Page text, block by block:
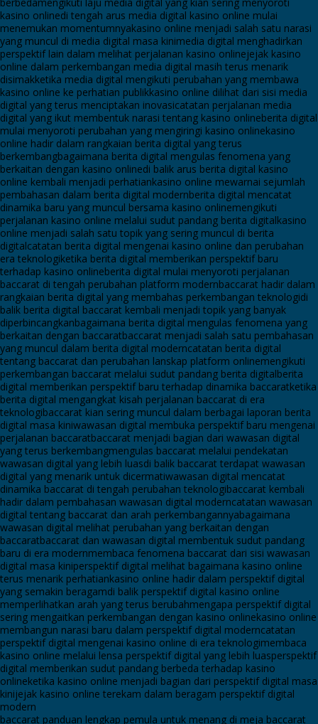
kasino onlinedi tengah arus media digital kasino online mulai
menemukan momentumnyakasino online menjadi salah satu narasi
yang muncul di media digital masa kinimedia digital menghadirkan
perspektif lain dalam melihat perjalanan kasino onlinejejak kasino
online dalam perkembangan media digital masih terus menarik
disimakketika media digital mengikuti perubahan yang membawa
kasino online ke perhatian publikkasino online dilihat dari sisi media
digital yang terus menciptakan inovasicatatan perjalanan media
digital yang ikut membentuk narasi tentang kasino onlineberita digital
mulai menyoroti perubahan yang mengiringi kasino onlinekasino
online hadir dalam rangkaian berita digital yang terus
berkembangbagaimana berita digital mengulas fenomena yang
berkaitan dengan kasino onlinedi balik arus berita digital kasino
online kembali menjadi perhatiankasino online mewarnai sejumlah
pembahasan dalam berita digital modernberita digital mencatat
dinamika baru yang muncul bersama kasino onlinemengikuti
perjalanan kasino online melalui sudut pandang berita digitalkasino
online menjadi salah satu topik yang sering muncul di berita
digitalcatatan berita digital mengenai kasino online dan perubahan
era teknologiketika berita digital memberikan perspektif baru
terhadap kasino onlineberita digital mulai menyoroti perjalanan
baccarat di tengah perubahan platform modernbaccarat hadir dalam
rangkaian berita digital yang membahas perkembangan teknologidi
balik berita digital baccarat kembali menjadi topik yang banyak
diperbincangkanbagaimana berita digital mengulas fenomena yang
berkaitan dengan baccaratbaccarat menjadi salah satu pembahasan
yang muncul dalam berita digital moderncatatan berita digital
tentang baccarat dan perubahan lanskap platform onlinemengikuti
perkembangan baccarat melalui sudut pandang berita digitalberita
digital memberikan perspektif baru terhadap dinamika baccaratketika
berita digital mengangkat kisah perjalanan baccarat di era
teknologibaccarat kian sering muncul dalam berbagai laporan berita
digital masa kiniwawasan digital membuka perspektif baru mengenai
perjalanan baccaratbaccarat menjadi bagian dari wawasan digital
yang terus berkembangmengulas baccarat melalui pendekatan
wawasan digital yang lebih luasdi balik baccarat terdapat wawasan
digital yang menarik untuk dicermatiwawasan digital mencatat
dinamika baccarat di tengah perubahan teknologibaccarat kembali
hadir dalam pembahasan wawasan digital moderncatatan wawasan
digital tentang baccarat dan arah perkembangannyabagaimana
wawasan digital melihat perubahan yang berkaitan dengan
baccaratbaccarat dan wawasan digital membentuk sudut pandang
baru di era modernmembaca fenomena baccarat dari sisi wawasan
digital masa kiniperspektif digital melihat bagaimana kasino online
terus menarik perhatiankasino online hadir dalam perspektif digital
yang semakin beragamdi balik perspektif digital kasino online
memperlihatkan arah yang terus berubahmengapa perspektif digital
sering mengaitkan perkembangan dengan kasino onlinekasino online
membangun narasi baru dalam perspektif digital moderncatatan
perspektif digital mengenai kasino online di era teknologimembaca
kasino online melalui lensa perspektif digital yang lebih luasperspektif
digital memberikan sudut pandang berbeda terhadap kasino
onlineketika kasino online menjadi bagian dari perspektif digital masa
kinijejak kasino online terekam dalam beragam perspektif digital
modern
baccarat panduan lengkap pemula untuk menang di meja baccarat